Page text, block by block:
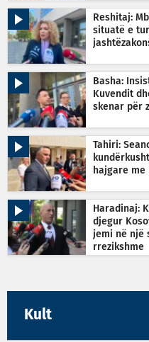
Reshitaj:
situatë e
Basha:
Kuvendit
skenar për
Tahiri:
hajgare
Haradinaj:
djegur
jemi në një
rrezikshme
Kult